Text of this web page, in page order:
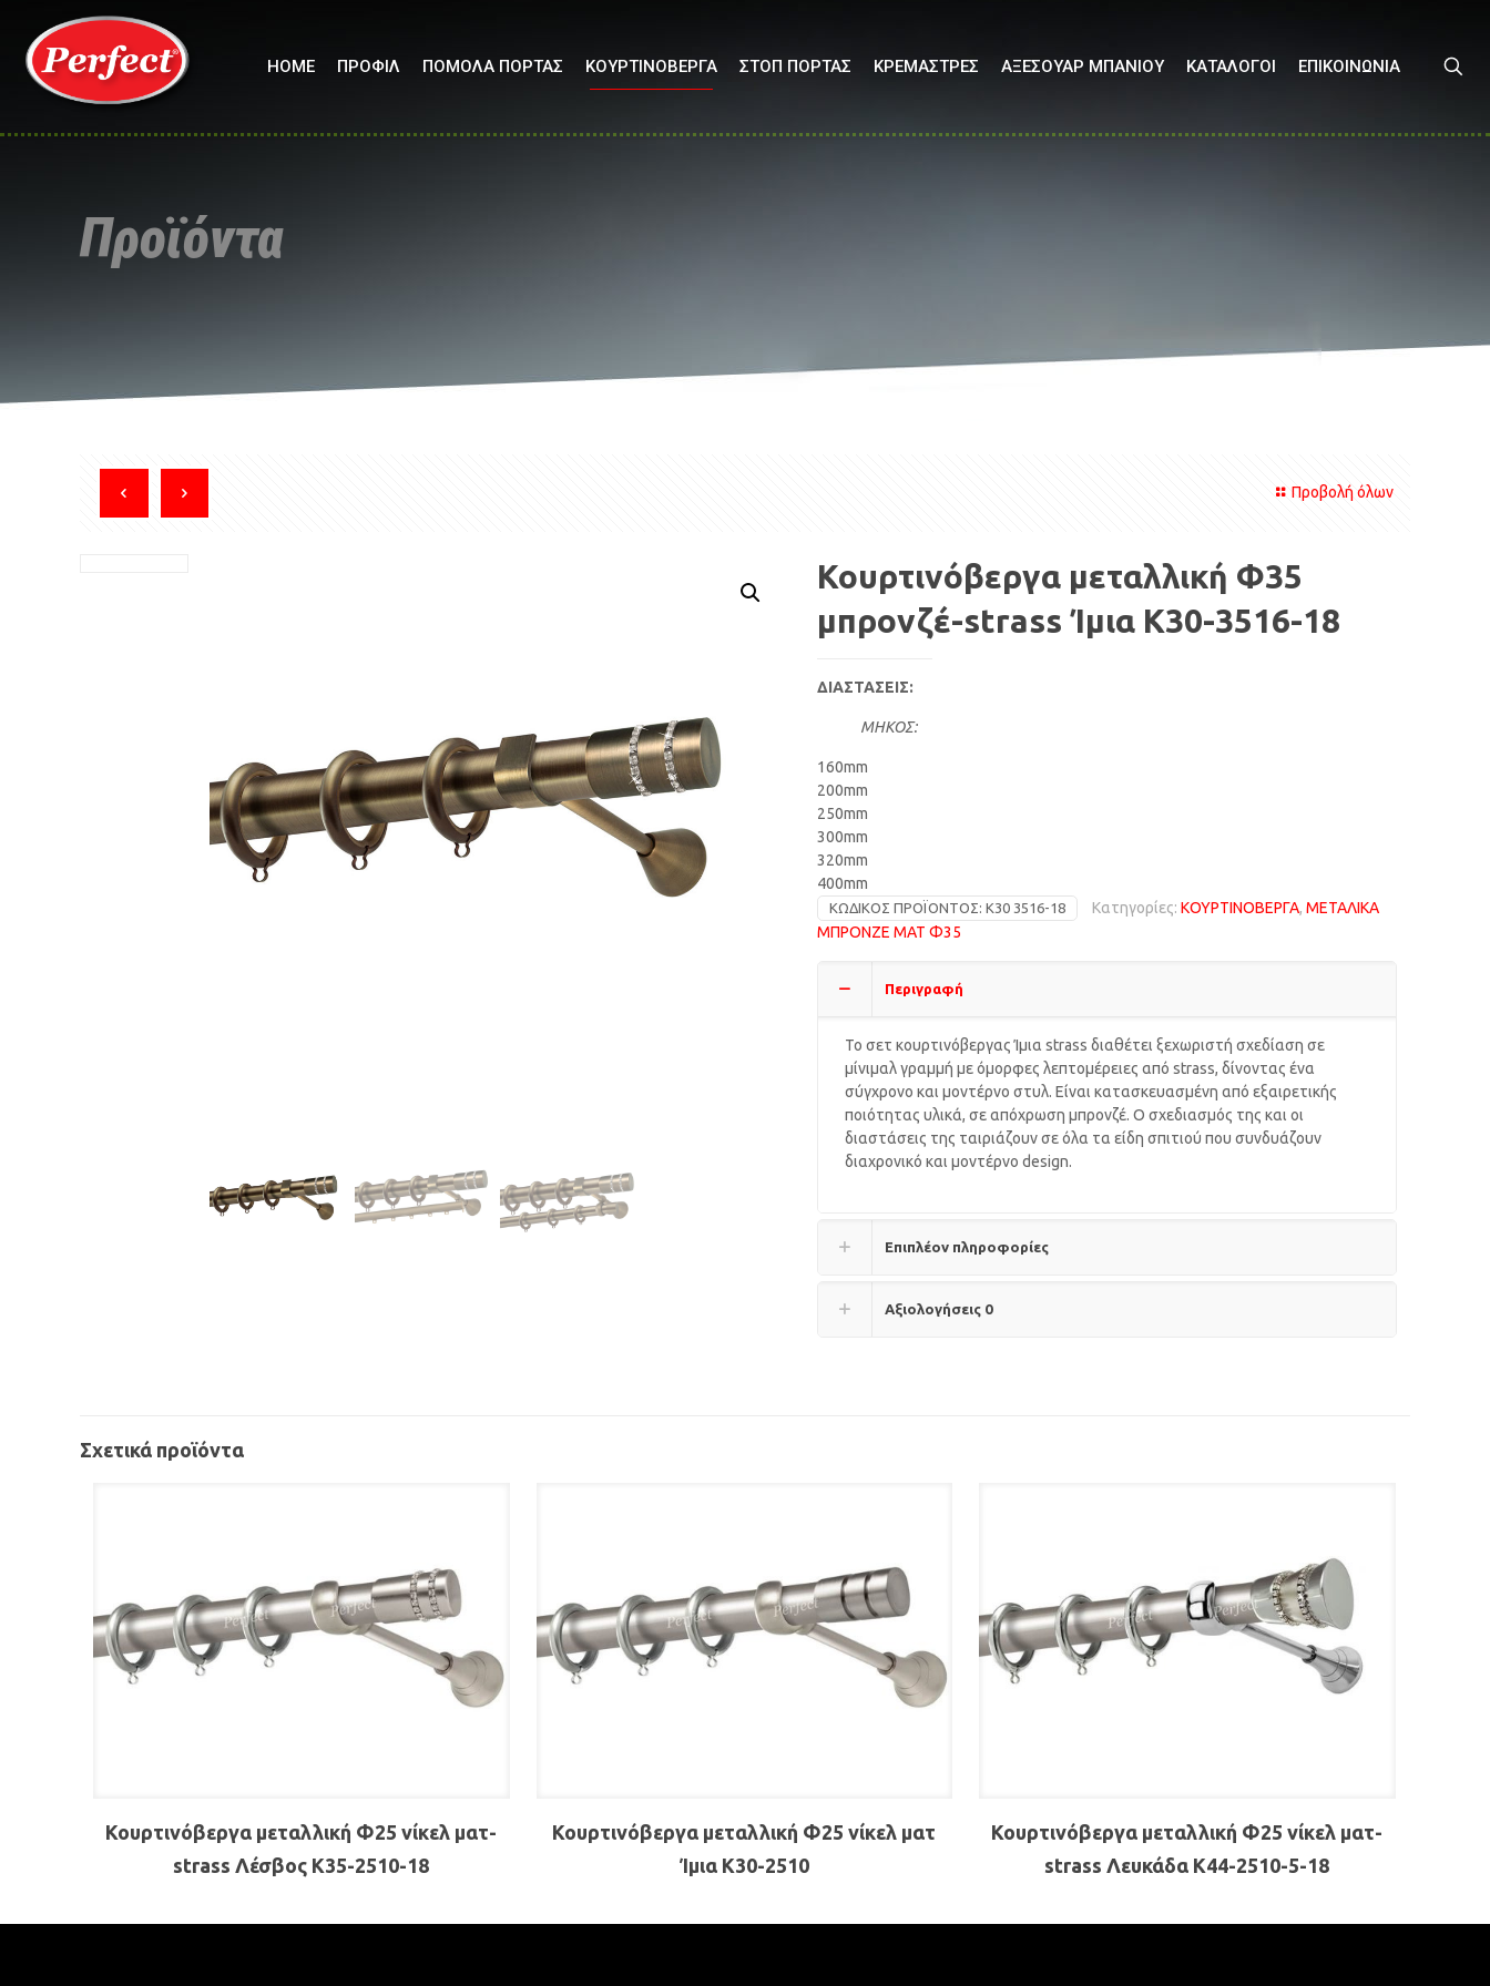
HOME ΠΡΟΦΙΛ ΠΟΜΟΛΑ ΠΟΡΤΑΣ ΚΟΥΡΤΙΝΟΒΕΡΓΑ ΣΤΟΠ ΠΟΡΤΑΣ ΚΡΕΜΑΣΤΡΕΣ ΑΞΕΣΟΥΑΡ ΜΠΑΝΙΟΥ ΚΑΤΑΛΟΓΟΙ ΕΠΙΚΟΙΝΩΝΙΑ
Προϊόντα
Προβολή όλων
Κουρτινόβεργα μεταλλική Φ35
μπρονζέ-strass Ίμια Κ30-3516-18
ΔΙΑΣΤΑΣΕΙΣ:
ΜΗΚΟΣ:
160mm
200mm
250mm
300mm
320mm
400mm
ΚΩΔΙΚΌΣ ΠΡΟΪΌΝΤΟΣ: Κ30 3516-18 Κατηγορίες: ΚΟΥΡΤΙΝΟΒΕΡΓΑ, ΜΕΤΑΛΙΚΑ
ΜΠΡΟΝΖΕ ΜΑΤ Φ35
Περιγραφή
Το σετ κουρτινόβεργας Ίμια strass διαθέτει ξεχωριστή σχεδίαση σε
μίνιμαλ γραμμή με όμορφες λεπτομέρειες από strass, δίνοντας ένα
σύγχρονο και μοντέρνο στυλ. Είναι κατασκευασμένη από εξαιρετικής
ποιότητας υλικά, σε απόχρωση μπρονζέ. Ο σχεδιασμός της και οι
διαστάσεις της ταιριάζουν σε όλα τα είδη σπιτιού που συνδυάζουν
διαχρονικό και μοντέρνο design.
Επιπλέον πληροφορίες
Αξιολογήσεις 0
Σχετικά προϊόντα
Κουρτινόβεργα μεταλλική Φ25 νίκελ ματ-
strass Λέσβος Κ35-2510-18
Κουρτινόβεργα μεταλλική Φ25 νίκελ ματ
Ίμια Κ30-2510
Κουρτινόβεργα μεταλλική Φ25 νίκελ ματ-
strass Λευκάδα Κ44-2510-5-18